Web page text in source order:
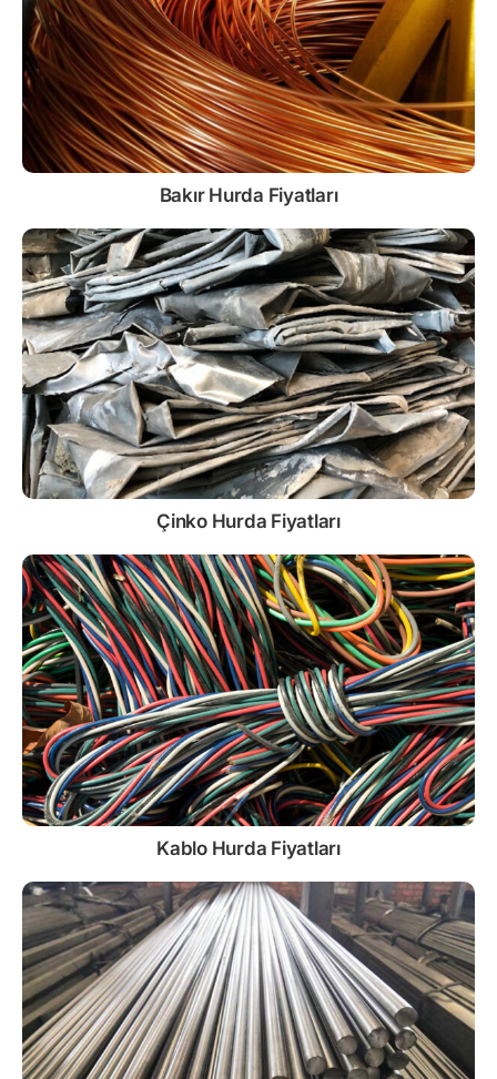
Bakır Hurda Fiyatları
Çinko Hurda Fiyatları
Kablo Hurda Fiyatları